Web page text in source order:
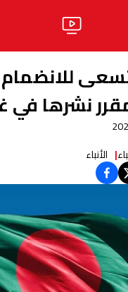
للانضمام
نشرها في
الأنباء